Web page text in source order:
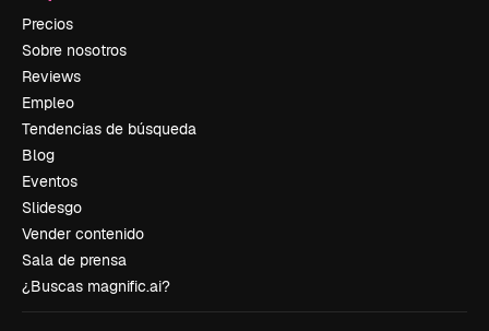
Precios
Sobre nosotros
Reviews
Empleo
Tendencias de búsqueda
Blog
Eventos
Slidesgo
Vender contenido
Sala de prensa
¿Buscas magnific.ai?